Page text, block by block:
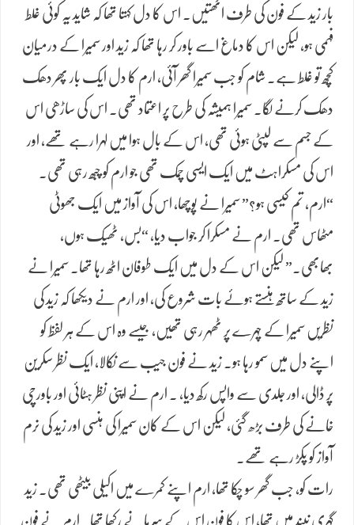
بار زید کے فون کی طرف اٹھتیں۔ اس کا دل کہتا تھا کہ شاید یہ کوئی غلط
فہمی ہو، لیکن اس کا دماغ اسے باور کر رہا تھا کہ زید اور سمیرا کے درمیان
کچھ تو غلط ہے۔ شام کو جب سمیرا گھر آئی، ارم کا دل ایک بار پھر دھک
دھک کرنے لگا۔ سمیرا ہمیشہ کی طرح پر اعتماد تھی۔ اس کی ساڑھی اس
کے جسم سے لپٹی ہوئی تھی، اس کے بال ہوا میں لہرا رہے تھے، اور
اس کی مسکراہٹ میں ایک ایسی چمک تھی جو ارم کو چبھ رہی تھی۔
“ارم، تم کیسی ہو؟” سمیرا نے پوچھا، اس کی آواز میں ایک جھوٹی
مٹھاس تھی۔ ارم نے مسکرا کر جواب دیا، “بس، ٹھیک ہوں،
بھابھی۔” لیکن اس کے دل میں ایک طوفان اٹھ رہا تھا۔ سمیرا نے
زید کے ساتھ ہنستے ہوئے بات شروع کی، اور ارم نے دیکھا کہ زید کی
نظریں سمیرا کے چہرے پر ٹھہر رہی تھیں، جیسے وہ اس کے ہر لفظ کو
اپنے دل میں سمو رہا ہو۔ زید نے فون جیب سے نکالا، ایک نظر سکرین
پر ڈالی، اور جلدی سے واپس رکھ دیا، ۔ ارم نے اپنی نظر ہٹائی اور باورچی
خانے کی طرف بڑھ گئی، لیکن اس کے کان سمیرا کی ہنسی اور زید کی نرم
آواز کو پکڑ رہے تھے۔
رات کو، جب گھر سو چکا تھا، ارم اپنے کمرے میں اکیلی بیٹھی تھی۔ زید
گہری نیند میں تھا، اس کا فون اس کے سرہانے رکھا تھا۔ ارم نے فون